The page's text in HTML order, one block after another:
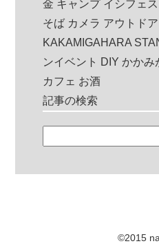
金 キャンプ イシフェス
そば カメラ アウトドア
KAKAMIGAHARA
ンイベント DIY かかみ
カフェ お酒
記事の検索
©2015